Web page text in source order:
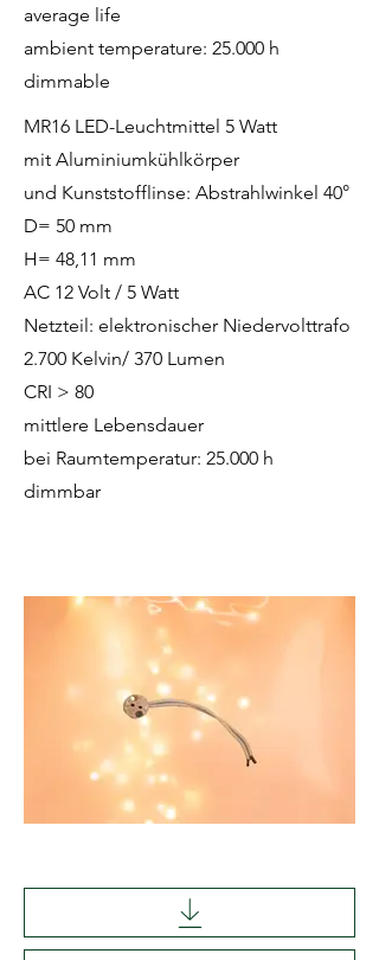
average life
ambient temperature: 25.000 h
dimmable
MR16 LED-Leuchtmittel 5 Watt
mit Aluminiumkühlkörper
und Kunststofflinse: Abstrahlwinkel 40°
D= 50 mm
H= 48,11 mm
AC 12 Volt / 5 Watt
Netzteil: elektronischer Niedervolttrafo
2.700 Kelvin/ 370 Lumen
CRI > 80
mittlere Lebensdauer
bei Raumtemperatur: 25.000 h
dimmbar